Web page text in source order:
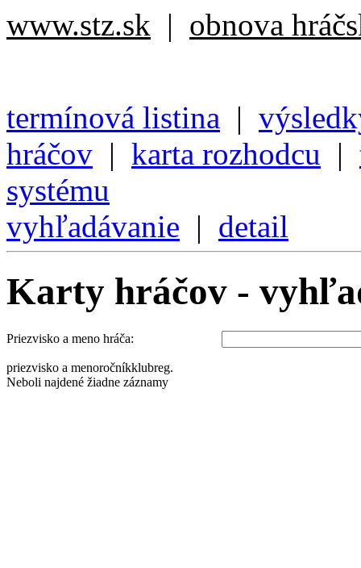
www.stz.sk | obnova
termínová listina |
hráčov | karta rozhodcu |
systému
vyhľadávanie | detail
Karty hráčov -
Priezvisko a meno hráča:
priezvisko a menoročníkklubreg.
Neboli najdené žiadne záznamy